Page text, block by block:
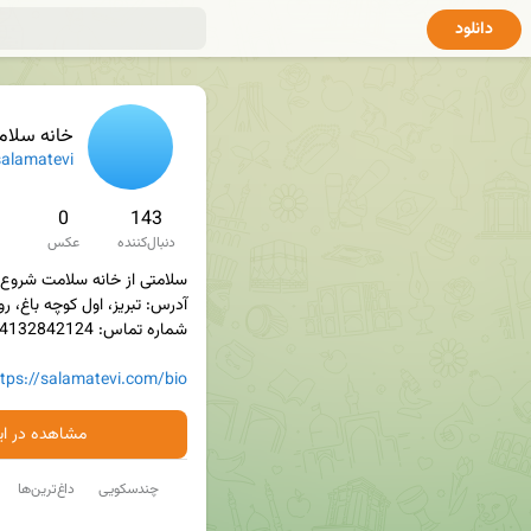
خانه
143
دنبال‌کننده
0
عکس
salamatevi.com/bio
مشاهده در
داغ‌ترین‌ها چندسکویی
دانلود